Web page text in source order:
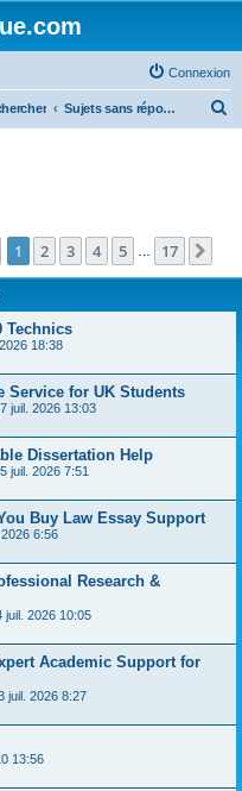
Connexion
Sujets sans réponse
c
1sur17
1 2 3 4 5 17
Technics
18:38
Service for UK Students
juil. 2026 13:03
Dissertation Help
juil. 2026 7:51
Buy Law Essay Support
2026 6:56
Research &
juil. 2026 10:05
Academic Support for
juil. 2026 8:27
13:56